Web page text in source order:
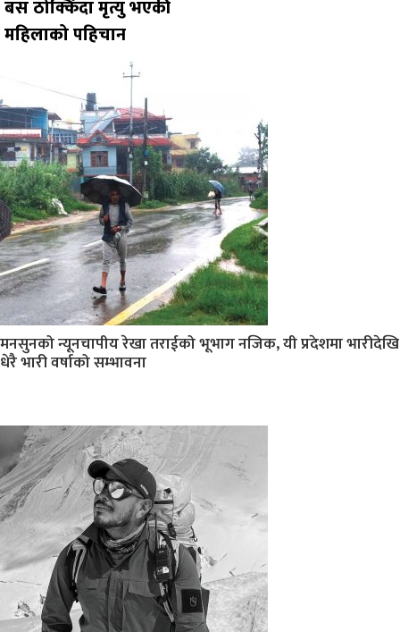
बस ठोक्किँदा मृत्यु भएकी
महिलाको पहिचान
मनसुनको न्यूनचापीय रेखा तराईको भूभाग नजिक, यी प्रदेशमा भारीदेखि
धेरै भारी वर्षाको सम्भावना